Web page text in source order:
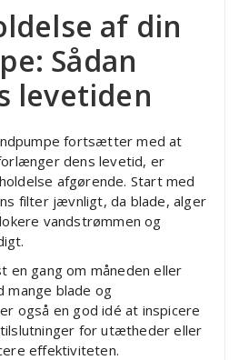
af din
Sådan
levetiden
fortsætter med at
dens levetid, er
afgørende. Start med
filter jævnligt, da blade, alger
vandstrømmen og
en gang om måneden eller
mange blade og
også en god idé at inspicere
for utætheder eller
effektiviteten.